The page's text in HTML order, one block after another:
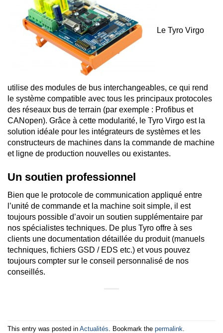
Le Tyro Virgo
utilise des modules de bus interchangeables, ce qui rend
le système compatible avec tous les principaux protocoles
des réseaux bus de terrain (par exemple : Profibus et
CANopen). Grâce à cette modularité, le Tyro Virgo est la
solution idéale pour les intégrateurs de systèmes et les
constructeurs de machines dans la commande de machine
et ligne de production nouvelles ou existantes.
Un soutien professionnel
Bien que le protocole de communication appliqué entre
l’unité de commande et la machine soit simple, il est
toujours possible d’avoir un soutien supplémentaire par
nos spécialistes techniques. De plus Tyro offre à ses
clients une documentation détaillée du produit (manuels
techniques, fichiers GSD / EDS etc.) et vous pouvez
toujours compter sur le conseil personnalisé de nos
conseillés.
This entry was posted in Actualités . Bookmark the permalink